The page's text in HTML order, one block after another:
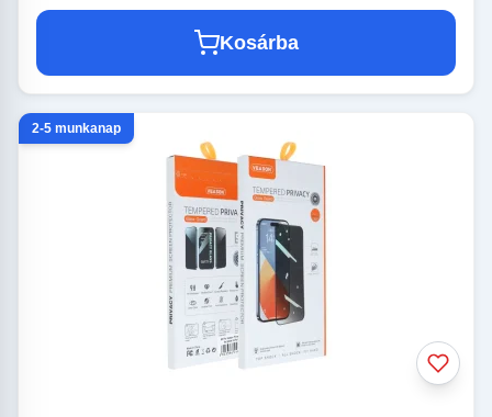
Kosárba
2-5 munkanap